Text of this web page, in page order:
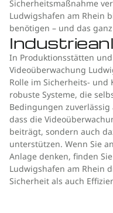
Sicherheitsmaßnahme
Ludwigshafen am Rhein
benötigen – und das
In Produktionsstätten
Videoüberwachung
Rolle im Sicherheits-
robuste Systeme, die
Bedingungen
dass die
beiträgt, sondern auch
unterstützen. Wenn Sie
Anlage denken, finden
Ludwigshafen am Rhein
Sicherheit als auch